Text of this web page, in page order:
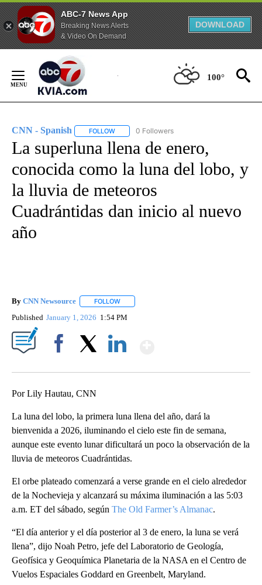
ABC-7 News App
Breaking News Alerts
& Video On Demand
DOWNLOAD
Content
100°
CNN - Spanish FOLLOW FOLLOW "CNN - SPANISH" TO RECEIVE
0 Followers
La superluna llena de enero,
conocida como la luna del lobo, y
la lluvia de meteoros
Cuadrántidas dan inicio al nuevo
año
By CNN Newsource FOLLOW
Published January 1, 2026 1:54 PM
Por Lily Hautau, CNN
La luna del lobo, la primera luna llena del año, dará la
bienvenida a 2026, iluminando el cielo este fin de semana,
aunque este evento lunar dificultará un poco la observación de la
lluvia de meteoros Cuadrántidas.
El orbe plateado comenzará a verse grande en el cielo alrededor
de la Nochevieja y alcanzará su máxima iluminación a las 5:03
a.m. ET del sábado, según The Old Farmer’s Almanac.
“El día anterior y el día posterior al 3 de enero, la luna se verá
llena”, dijo Noah Petro, jefe del Laboratorio de Geología,
Geofísica y Geoquímica Planetaria de la NASA en el Centro de
Vuelos Espaciales Goddard en Greenbelt, Maryland.